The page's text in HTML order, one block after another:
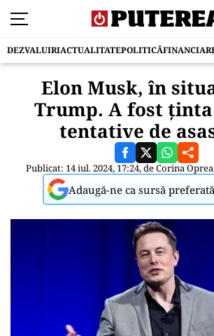
DEZVALUIRIACTUALITATEPOLITICĂFINANCIAR
Elon Musk, în
Trump. A fost
tentative de
Publicat: 14 iul. 2024, 17:24, deCorina Oprea
Adaugă-ne ca sursă